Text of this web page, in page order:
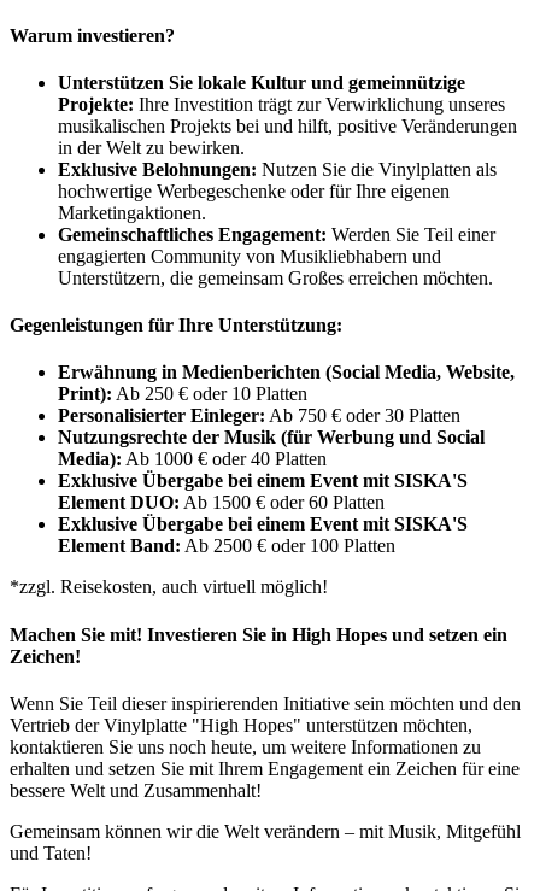
Warum investieren?
Unterstützen Sie lokale Kultur und gemeinnützige
Projekte: Ihre Investition trägt zur Verwirklichung unseres
musikalischen Projekts bei und hilft, positive Veränderungen
in der Welt zu bewirken.
Exklusive Belohnungen: Nutzen Sie die Vinylplatten als
hochwertige Werbegeschenke oder für Ihre eigenen
Marketingaktionen.
Gemeinschaftliches Engagement: Werden Sie Teil einer
engagierten Community von Musikliebhabern und
Unterstützern, die gemeinsam Großes erreichen möchten.
Gegenleistungen für Ihre Unterstützung:
Erwähnung in Medienberichten (Social Media, Website,
Print): Ab 250 € oder 10 Platten
Personalisierter Einleger: Ab 750 € oder 30 Platten
Nutzungsrechte der Musik (für Werbung und Social
Media): Ab 1000 € oder 40 Platten
Exklusive Übergabe bei einem Event mit SISKA'S
Element DUO: Ab 1500 € oder 60 Platten
Exklusive Übergabe bei einem Event mit SISKA'S
Element Band: Ab 2500 € oder 100 Platten
*zzgl. Reisekosten, auch virtuell möglich!
Machen Sie mit! Investieren Sie in High Hopes und setzen ein
Zeichen!
Wenn Sie Teil dieser inspirierenden Initiative sein möchten und den
Vertrieb der Vinylplatte "High Hopes" unterstützen möchten,
kontaktieren Sie uns noch heute, um weitere Informationen zu
erhalten und setzen Sie mit Ihrem Engagement ein Zeichen für eine
bessere Welt und Zusammenhalt!
Gemeinsam können wir die Welt verändern – mit Musik, Mitgefühl
und Taten!